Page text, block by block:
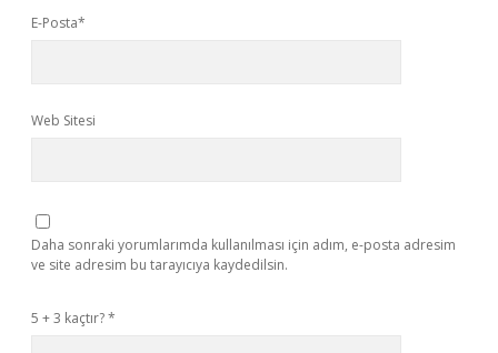
E-Posta*
Web Sitesi
Daha sonraki yorumlarımda kullanılması için adım, e-posta adresim
ve site adresim bu tarayıcıya kaydedilsin.
5 + 3 kaçtır?*